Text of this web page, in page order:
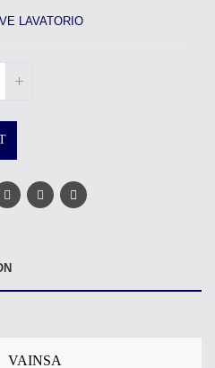
LAVATORIO
VAINSA